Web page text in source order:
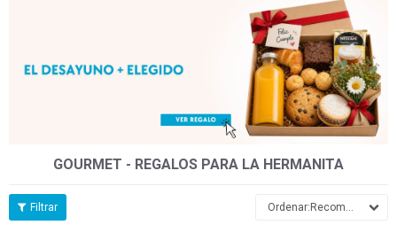
GOURMET - REGALOS PARA LA HERMANITA
Recomendados